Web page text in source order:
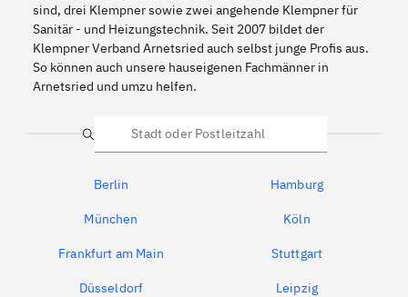
sind, drei Klempner sowie zwei angehende Klempner für
Sanitär - und Heizungstechnik. Seit 2007 bildet der
Klempner Verband Arnetsried auch selbst junge Profis aus.
So können auch unsere hauseigenen Fachmänner in
Arnetsried und umzu helfen.
Suche
Berlin Hamburg
München Köln
Frankfurt am Main Stuttgart
Düsseldorf Leipzig